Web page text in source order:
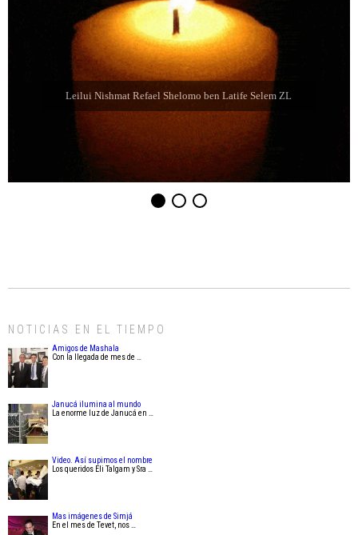
Leilui Nishmat Refael Shelomo ben Latife Selem ZL
NOTICIAS EN EL TIEMPO
Amigos de Mashala
Con la llegada de mes de …
Janucá ilumina al mundo
La enorme luz de Janucá en …
Video. Así supimos el nombre
Los queridos Eli Talgam y Sra …
Mas imágenes de Simjá
En el mes de Tevet, nos …